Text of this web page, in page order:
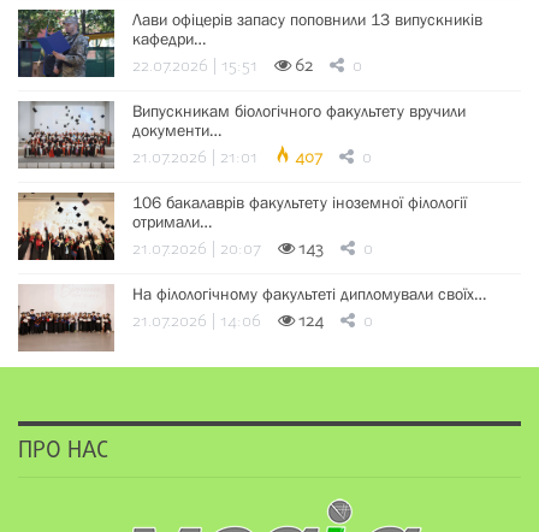
Лави офіцерів запасу поповнили 13 випускників
кафедри…
22.07.2026 | 15:51 62 0
Випускникам біологічного факультету вручили
документи…
21.07.2026 | 21:01 407 0
106 бакалаврів факультету іноземної філології
отримали…
21.07.2026 | 20:07 143 0
На філологічному факультеті дипломували своїх…
21.07.2026 | 14:06 124 0
ПРО НАС